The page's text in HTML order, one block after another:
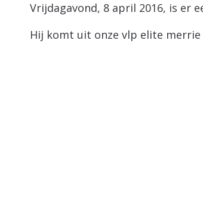
Vrijdagavond, 8 april 2016, is er
Hij komt uit onze vlp elite merrie